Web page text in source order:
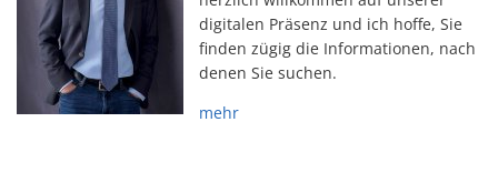
digitalen Präsenz und ich hoffe, Sie
finden zügig die Informationen, nach
denen Sie suchen.
mehr